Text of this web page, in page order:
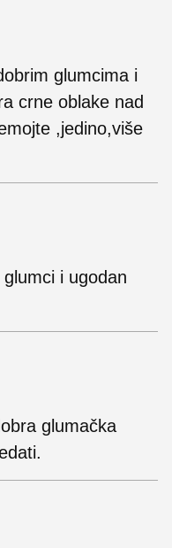
glumcima i
crne oblake nad
,jedino,više
i ugodan
glumačka